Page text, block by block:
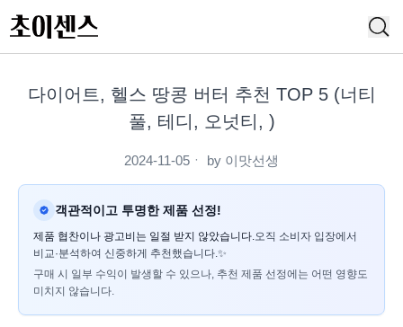
다이어트, 헬스 땅콩 버터 추천 TOP 5 (너티
풀, 테디, 오넛티, )
2024-11-05 ㆍ by 이맛선생
객관적이고 투명한 제품 선정!
제품 협찬이나 광고비는 일절 받지 않았습니다.오직 소비자 입장에서
비교·분석하여 신중하게 추천했습니다.✨
구매 시 일부 수익이 발생할 수 있으나, 추천 제품 선정에는 어떤 영향도
미치지 않습니다.